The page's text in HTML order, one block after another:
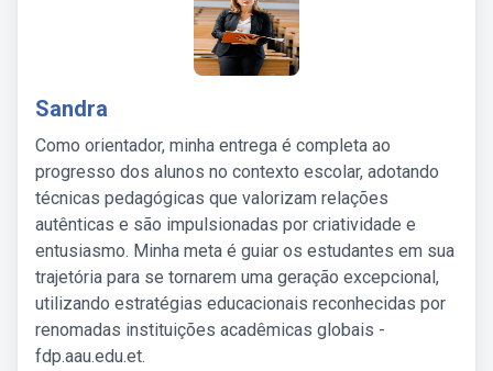
Sandra
Como orientador, minha entrega é completa ao
progresso dos alunos no contexto escolar, adotando
técnicas pedagógicas que valorizam relações
autênticas e são impulsionadas por criatividade e
entusiasmo. Minha meta é guiar os estudantes em sua
trajetória para se tornarem uma geração excepcional,
utilizando estratégias educacionais reconhecidas por
renomadas instituições acadêmicas globais -
fdp.aau.edu.et.